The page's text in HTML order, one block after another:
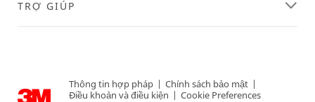
TRỢ GIÚP
Thông tin hợp pháp | Chính sách bảo mật |
Điều khoản và điều kiện | Cookie Preferences